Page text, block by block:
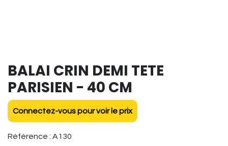
BALAI CRIN DEMI TETE
PARISIEN - 40 CM
Connectez-vous pour voir le prix
Référence : A130